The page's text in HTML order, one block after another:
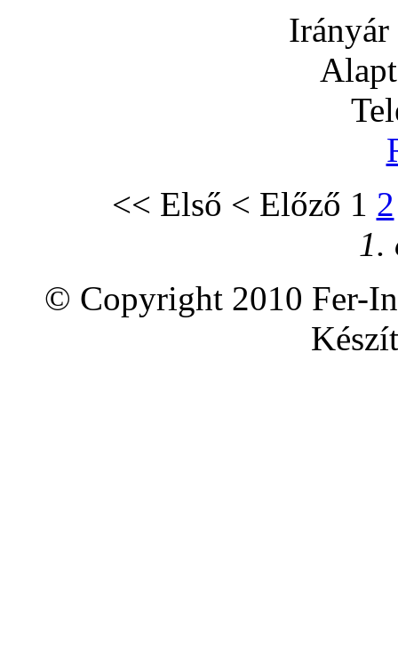
<< Első < Előző 1 2
1.
© Copyright 2010 Fer-